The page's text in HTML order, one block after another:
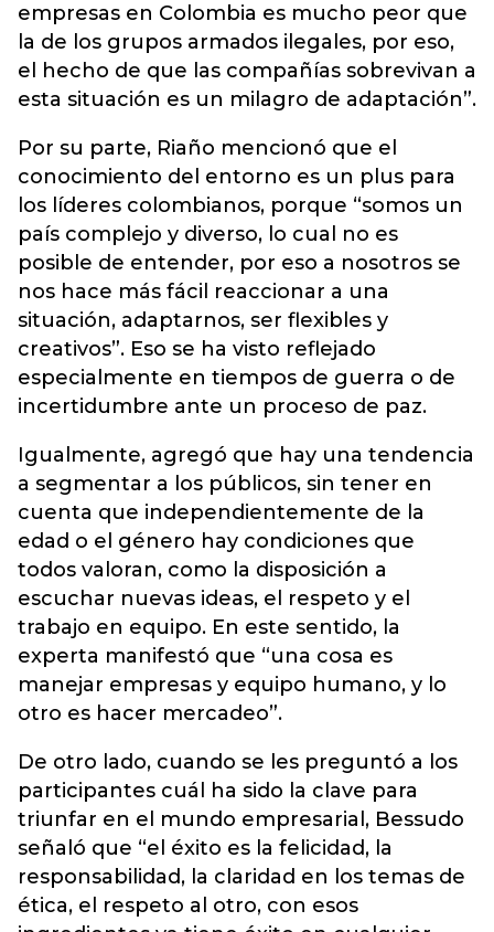
empresas en Colombia es mucho peor que
la de los grupos armados ilegales, por eso,
el hecho de que las compañías sobrevivan a
esta situación es un milagro de adaptación”.
Por su parte, Riaño mencionó que el
conocimiento del entorno es un plus para
los líderes colombianos, porque “somos un
país complejo y diverso, lo cual no es
posible de entender, por eso a nosotros se
nos hace más fácil reaccionar a una
situación, adaptarnos, ser flexibles y
creativos”. Eso se ha visto reflejado
especialmente en tiempos de guerra o de
incertidumbre ante un proceso de paz.
Igualmente, agregó que hay una tendencia
a segmentar a los públicos, sin tener en
cuenta que independientemente de la
edad o el género hay condiciones que
todos valoran, como la disposición a
escuchar nuevas ideas, el respeto y el
trabajo en equipo. En este sentido, la
experta manifestó que “una cosa es
manejar empresas y equipo humano, y lo
otro es hacer mercadeo”.
De otro lado, cuando se les preguntó a los
participantes cuál ha sido la clave para
triunfar en el mundo empresarial, Bessudo
señaló que “el éxito es la felicidad, la
responsabilidad, la claridad en los temas de
ética, el respeto al otro, con esos